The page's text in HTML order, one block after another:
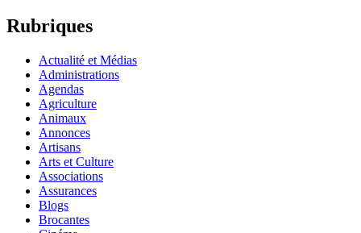
Rubriques
Actualité et Médias
Administrations
Agendas
Agriculture
Animaux
Annonces
Artisans
Arts et Culture
Associations
Assurances
Blogs
Brocantes